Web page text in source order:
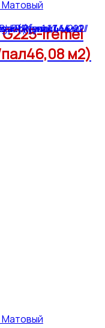
Матовый
Iremel
м2)
Матовый